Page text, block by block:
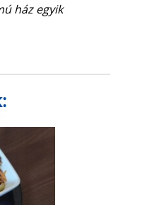
ház egyik